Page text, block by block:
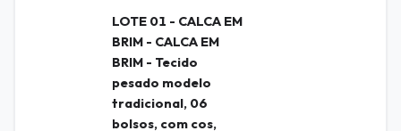
LOTE 01 - CALCA EM
BRIM - CALCA EM
BRIM - Tecido
pesado modelo
tradicional, 06
bolsos, com cos,